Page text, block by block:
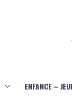
ENFANCE –